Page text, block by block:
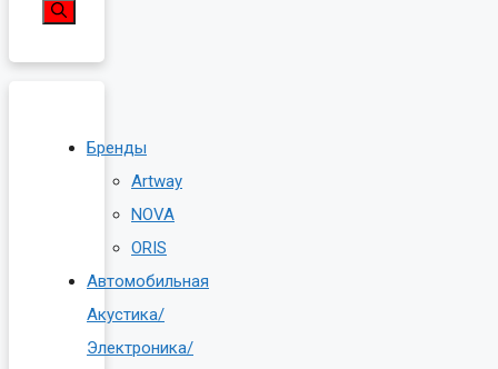
Бренды
Artway
NOVA
ORIS
Автомобильная
Акустика/
Электроника/